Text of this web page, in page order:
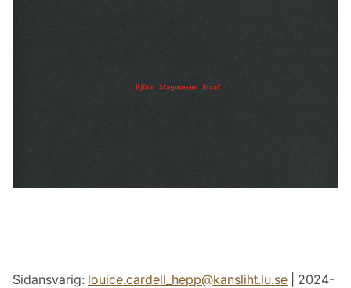
Sidansvarig: louice.cardell_hepp@kansliht.lu.se | 2024-